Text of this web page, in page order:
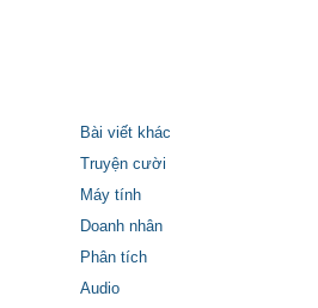
Bài viết khác
Truyện cười
Máy tính
Doanh nhân
Phân tích
Audio